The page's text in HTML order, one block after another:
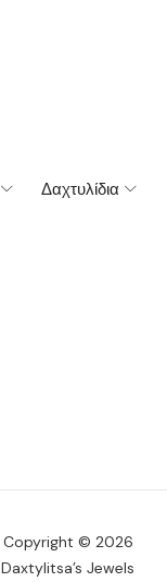
Δαχτυλίδια
Copyright © 2026
Daxtylitsa’s Jewels